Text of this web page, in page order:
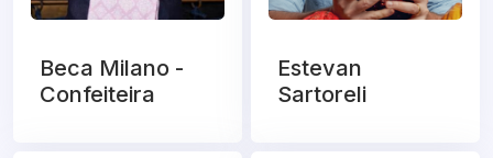
Beca Milano -
Confeiteira
Estevan
Sartoreli